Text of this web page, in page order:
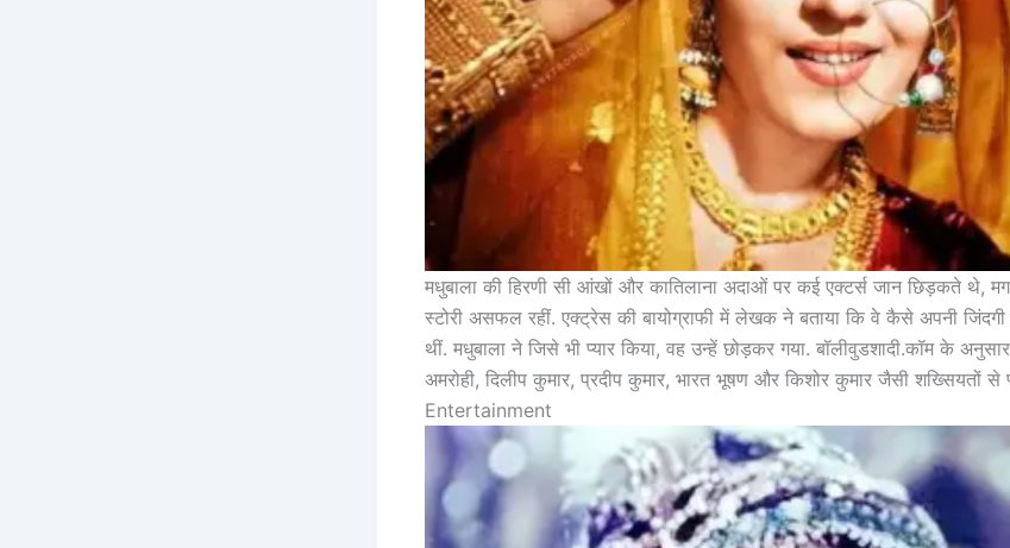
मधुबाला की हिरणी सी आंखों और कातिलाना अदाओं पर कई एक्टर्स जान छिड़कते थे,
स्टोरी असफल रहीं. एक्ट्रेस की बायोग्राफी में लेखक ने बताया कि वे कैसे अपनी
थीं. मधुबाला ने जिसे भी प्यार किया, वह उन्हें छोड़कर गया. बॉलीवुडशादी.कॉम के
अमरोही, दिलीप कुमार, प्रदीप कुमार, भारत भूषण और किशोर कुमार जैसी शख्सियतों से
Entertainment